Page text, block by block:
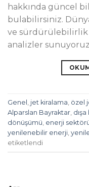
hakkında güncel
bulabilirsiniz.
ve sürdürülebilirlik
analizler
Genel jet kiralama özel
Alparslan Bayraktar dışa
dönüşümü enerji
yenilenebilir enerji
etiketlendi